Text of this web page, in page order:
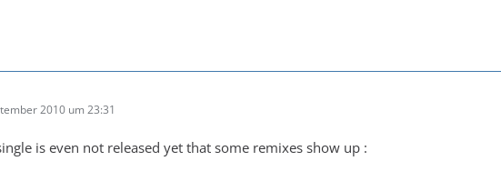
2010 um 23:31
is even not released yet that some remixes show up :